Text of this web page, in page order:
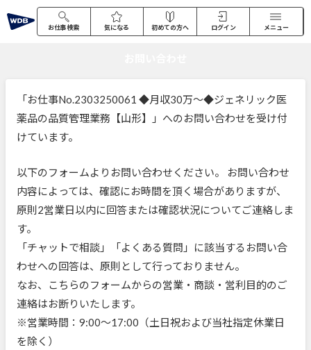
お仕事検索 気になる 初めての方へ ログイン メニュー
「お仕事No.2303250061 ◆月収30万～◆ジェネリック医
薬品の品質管理業務【山形】」へのお問い合わせを受け付
けています。
以下のフォームよりお問い合わせください。 お問い合わせ
内容によっては、確認にお時間を頂く場合がありますが、
原則2営業日以内に回答または確認状況についてご連絡しま
す。
「チャットで相談」「よくある質問」に該当するお問い合
わせへの回答は、原則として行っておりません。
なお、こちらのフォームからの営業・商談・営利目的のご
連絡はお断りいたします。
※営業時間：9:00～17:00（土日祝および当社指定休業日
を除く）